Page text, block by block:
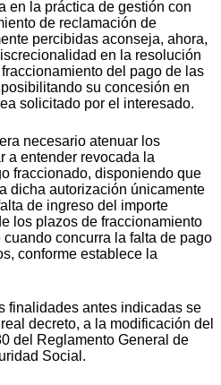
en la práctica de gestión con
de reclamación de
percibidas aconseja, ahora,
en la resolución
del pago de las
su concesión en
solicitado por el interesado.
necesario atenuar los
a entender revocada la
fraccionado, disponiendo que
dicha autorización únicamente
de ingreso del importe
los plazos de fraccionamiento
concurra la falta de pago
conforme establece la
finalidades antes indicadas se
decreto, a la modificación del
del Reglamento General de
Social.